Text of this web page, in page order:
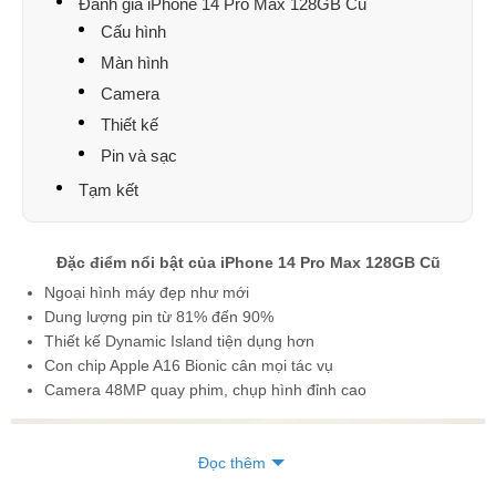
Đánh giá iPhone 14 Pro Max 128GB Cũ
Cấu hình
Màn hình
Camera
Thiết kế
Pin và sạc
Tạm kết
Đặc điểm nổi bật của iPhone 14 Pro Max 128GB Cũ
Ngoại hình máy đẹp như mới
Dung lượng pin từ 81% đến 90%
Thiết kế Dynamic Island tiện dụng hơn
Con chip Apple A16 Bionic cân mọi tác vụ
Camera 48MP quay phim, chụp hình đỉnh cao
Đọc thêm